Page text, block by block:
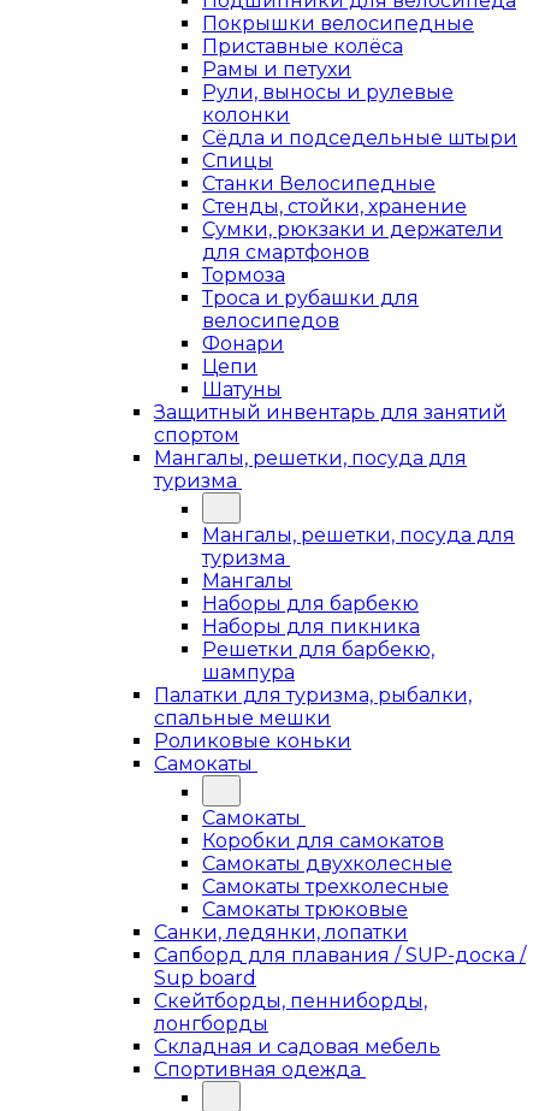
Покрышки велосипедные
Приставные колёса
Рамы и петухи
Рули, выносы и рулевые
колонки
Сёдла и подседельные штыри
Спицы
Станки Велосипедные
Стенды, стойки, хранение
Сумки, рюкзаки и держатели
для смартфонов
Тормоза
Троса и рубашки для
велосипедов
Фонари
Цепи
Шатуны
Защитный инвентарь для занятий
спортом
Мангалы, решетки, посуда для
туризма
Мангалы, решетки, посуда для
туризма
Мангалы
Наборы для барбекю
Наборы для пикника
Решетки для барбекю,
шампура
Палатки для туризма, рыбалки,
спальные мешки
Роликовые коньки
Самокаты
Самокаты
Коробки для самокатов
Самокаты двухколесные
Самокаты трехколесные
Самокаты трюковые
Санки, ледянки, лопатки
Сапборд для плавания / SUP-доска /
Sup board
Скейтборды, пенниборды,
лонгборды
Складная и садовая мебель
Спортивная одежда